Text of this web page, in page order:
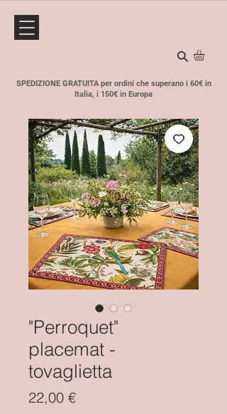
SPEDIZIONE GRATUITA per ordini che superano i 60€ in
Italia, i 150€ in Europa
"Perroquet"
placemat -
tovaglietta
22,00 €Prezzo